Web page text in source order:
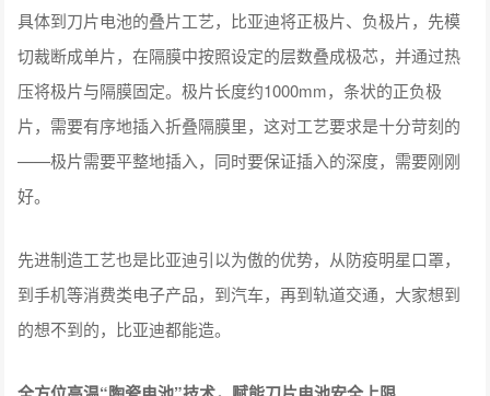
具体到刀片电池的叠片工艺，比亚迪将正极片、负极片，先模
切裁断成单片，在隔膜中按照设定的层数叠成极芯，并通过热
压将极片与隔膜固定。极片长度约1000mm，条状的正负极
片，需要有序地插入折叠隔膜里，这对工艺要求是十分苛刻的
——极片需要平整地插入，同时要保证插入的深度，需要刚刚
好。
先进制造工艺也是比亚迪引以为傲的优势，从防疫明星口罩，
到手机等消费类电子产品，到汽车，再到轨道交通，大家想到
的想不到的，比亚迪都能造。